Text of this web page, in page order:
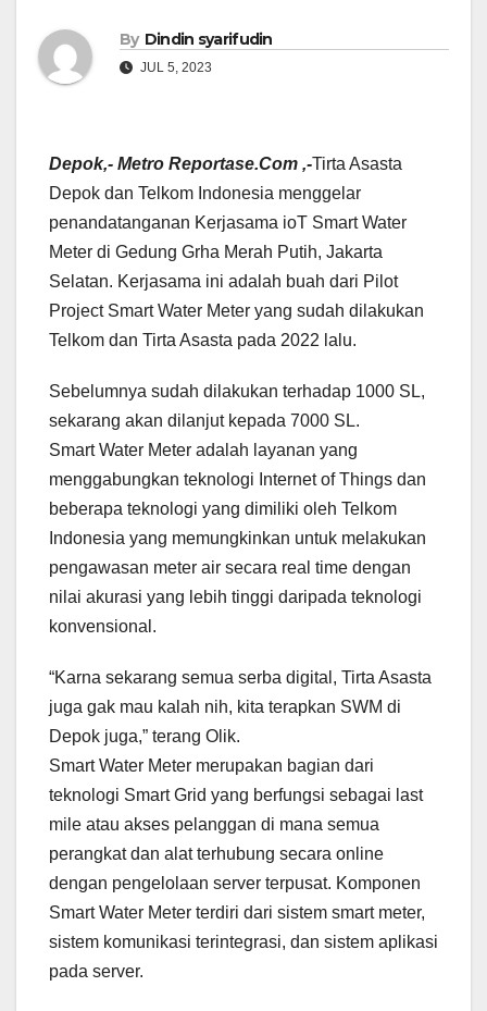
By Dindin syarifudin
JUL 5, 2023
Depok,- Metro Reportase.Com ,-Tirta Asasta
Depok dan Telkom Indonesia menggelar
penandatanganan Kerjasama ioT Smart Water
Meter di Gedung Grha Merah Putih, Jakarta
Selatan. Kerjasama ini adalah buah dari Pilot
Project Smart Water Meter yang sudah dilakukan
Telkom dan Tirta Asasta pada 2022 lalu.
Sebelumnya sudah dilakukan terhadap 1000 SL,
sekarang akan dilanjut kepada 7000 SL.
Smart Water Meter adalah layanan yang
menggabungkan teknologi Internet of Things dan
beberapa teknologi yang dimiliki oleh Telkom
Indonesia yang memungkinkan untuk melakukan
pengawasan meter air secara real time dengan
nilai akurasi yang lebih tinggi daripada teknologi
konvensional.
“Karna sekarang semua serba digital, Tirta Asasta
juga gak mau kalah nih, kita terapkan SWM di
Depok juga,” terang Olik.
Smart Water Meter merupakan bagian dari
teknologi Smart Grid yang berfungsi sebagai last
mile atau akses pelanggan di mana semua
perangkat dan alat terhubung secara online
dengan pengelolaan server terpusat. Komponen
Smart Water Meter terdiri dari sistem smart meter,
sistem komunikasi terintegrasi, dan sistem aplikasi
pada server.